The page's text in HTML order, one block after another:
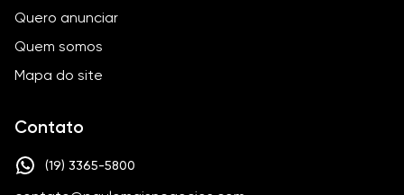
Quero anunciar
Quem somos
Mapa do site
Contato
(19) 3365-5800